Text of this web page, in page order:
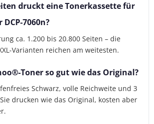
druckt eine Tonerkassette für
7060n?
ca. 1.200 bis 20.800 Seiten – die
Varianten reichen am weitesten.
Toner so gut wie das Original?
Schwarz, volle Reichweite und 3
drucken wie das Original, kosten aber